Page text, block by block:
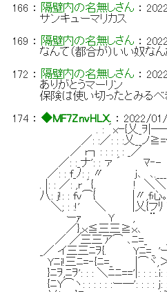
166 ： 隔壁内の名無しさん ：
サンキューマリカス
169 ： 隔壁内の名無しさん ：
なんて（都合が）いい奴な
172 ： 隔壁内の名無しさん ：
ありがとうマーリン
保険は使い切ったとみる
174 ：◆MF7ZnvHLX. ：2022/01/
. : ´xｰ{乂_ｦ
／: :／: : :乂__ノ
／ r┐: : : : : _／
／: :_ナ': : ァ ´ ﾏ
／: : f_ﾉ: : 〃 ｊ､ ､
. |: : ／: ,r ´{, ! ＼
八: j!: : fｖ⌒{ |〃,f
＼; : :!' ＼ |乂{フﾘ
ーｧ Y ,
／},ｘ≦三三
／ ／三三ア⌒
_／ イ三三ﾆｦ{. Yﾆ
Yﾆi!三ﾆ=‐{ﾆ=_ |⌒
}ﾆｦ,ﾆｦ': : : ＼ﾆﾆ
{ﾆY⌒ヽ: : : : : :ー